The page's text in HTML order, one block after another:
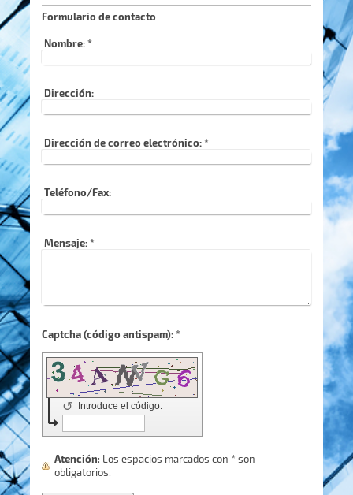
Formulario de contacto
Nombre: *
Dirección:
Dirección de correo electrónico: *
Teléfono/Fax:
Mensaje: *
Captcha (código antispam): *
Introduce el código.
↺
Atención : Los espacios marcados con *son
obligatorios.